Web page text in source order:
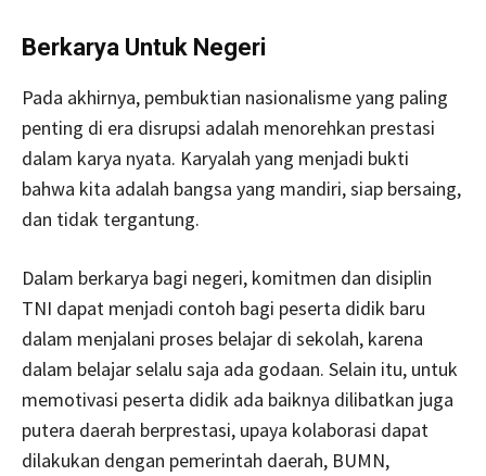
Berkarya Untuk Negeri
Pada akhirnya, pembuktian nasionalisme yang paling
penting di era disrupsi adalah menorehkan prestasi
dalam karya nyata. Karyalah yang menjadi bukti
bahwa kita adalah bangsa yang mandiri, siap bersaing,
dan tidak tergantung.
Dalam berkarya bagi negeri, komitmen dan disiplin
TNI dapat menjadi contoh bagi peserta didik baru
dalam menjalani proses belajar di sekolah, karena
dalam belajar selalu saja ada godaan. Selain itu, untuk
memotivasi peserta didik ada baiknya dilibatkan juga
putera daerah berprestasi, upaya kolaborasi dapat
dilakukan dengan pemerintah daerah, BUMN,